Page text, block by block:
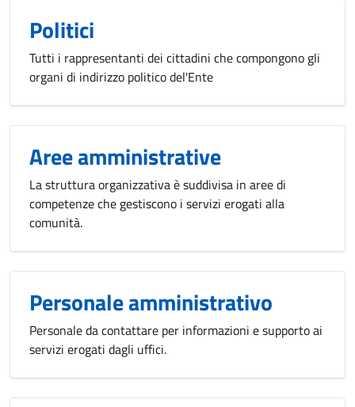
Politici
Tutti i rappresentanti dei cittadini che compongono gli
organi di indirizzo politico del'Ente
Aree amministrative
La struttura organizzativa è suddivisa in aree di
competenze che gestiscono i servizi erogati alla
comunità.
Personale amministrativo
Personale da contattare per informazioni e supporto ai
servizi erogati dagli uffici.